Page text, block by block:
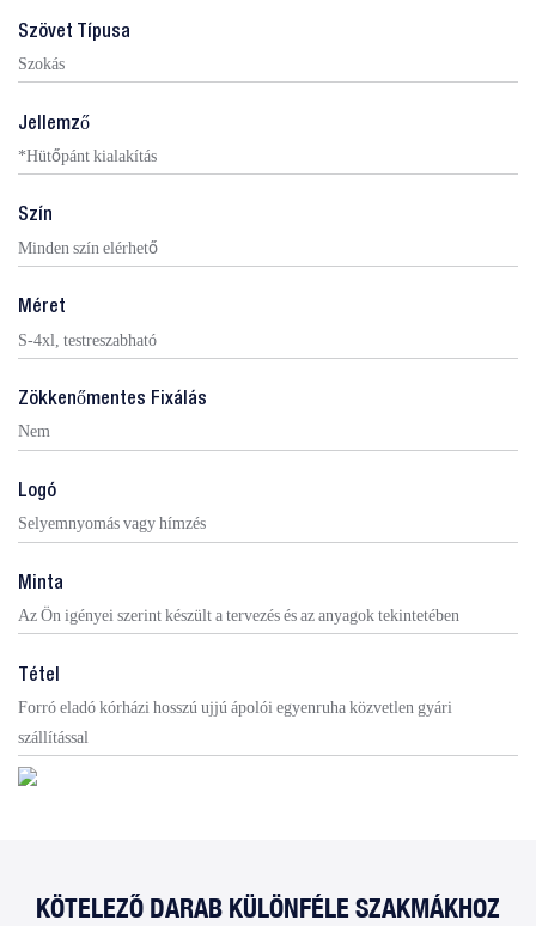
Szövet Típusa
Szokás
Jellemző
*Hütőpánt kialakítás
Szín
Minden szín elérhető
Méret
S-4xl, testreszabható
Zökkenőmentes Fixálás
Nem
Logó
Selyemnyomás vagy hímzés
Minta
Az Ön igényei szerint készült a tervezés és az anyagok tekintetében
Tétel
Forró eladó kórházi hosszú ujjú ápolói egyenruha közvetlen gyári
szállítással
KÖTELEZŐ DARAB KÜLÖNFÉLE SZAKMÁKHOZ